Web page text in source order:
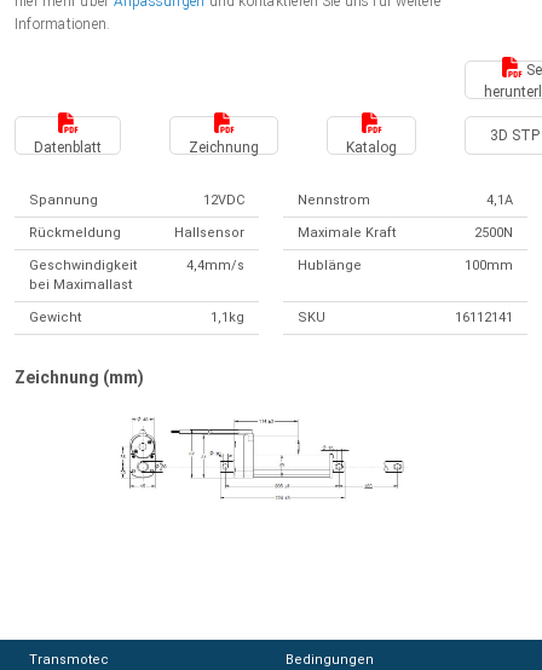
Suomi (EUR)
Informationen.
Datenblatt Zeichnung Katalog
3D STP
Spannung 12VDC Nennstrom 4,1A
Rückmeldung Hallsensor Maximale Kraft 2500N
Geschwindigkeit
bei Maximallast
4,4mm/s Hublänge 100mm
Gewicht 1,1kg SKU 16112141
Zeichnung (mm)
Transmotec Bedingungen
Transmotec Bedingungen